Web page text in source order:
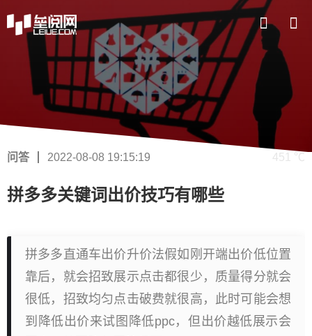
问答 2022-08-08 19:15:19 451 ℃
拼多多关键词出价技巧有哪些
拼多多直通车出价升价法假如刚开端出价低位置
靠后，就会招致展示点击都很少，质量得分就会
很低，招致均匀点击破费就很高，此时可能会想
到降低出价来试图降低ppc，但出价越低展示会